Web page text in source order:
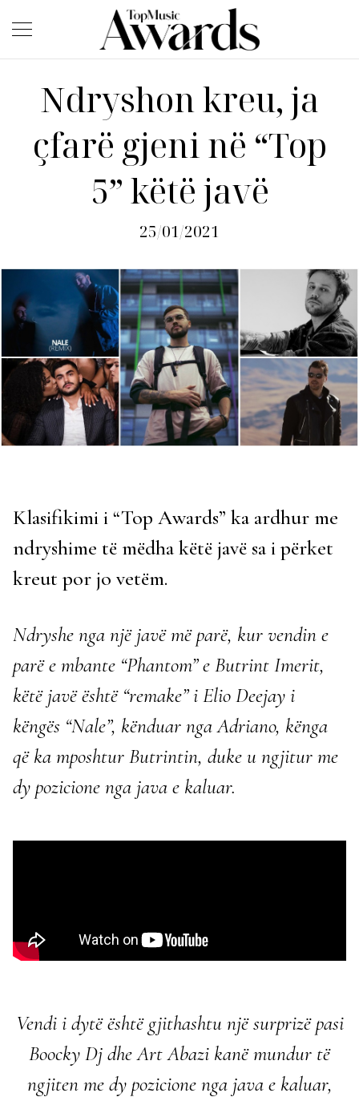
Ndryshon kreu, ja
çfarë gjeni në “Top
5” këtë javë
25/01/2021
Klasifikimi i “Top Awards” ka ardhur me
ndryshime të mëdha këtë javë sa i përket
kreut por jo vetëm.
Ndryshe nga një javë më parë, kurvendin e
parëe mbante “Phantom” e Butrint Imerit,
këtë javë është “remake” i Elio Deejay i
këngës “Nale”, kënduar nga Adriano, kënga
që ka mposhtur Butrintin, duke u ngjitur me
dy pozicione nga java e kaluar.
Vendi i dytëështë gjithashtu një surprizë pasi
Boocky Dj dhe Art Abazi kanë mundur të
ngjiten me dy pozicione nga java e kaluar,